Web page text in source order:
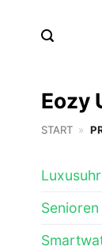
Eozy
START »